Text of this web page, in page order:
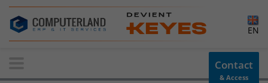
Contact-us
EN
Contact
& Access